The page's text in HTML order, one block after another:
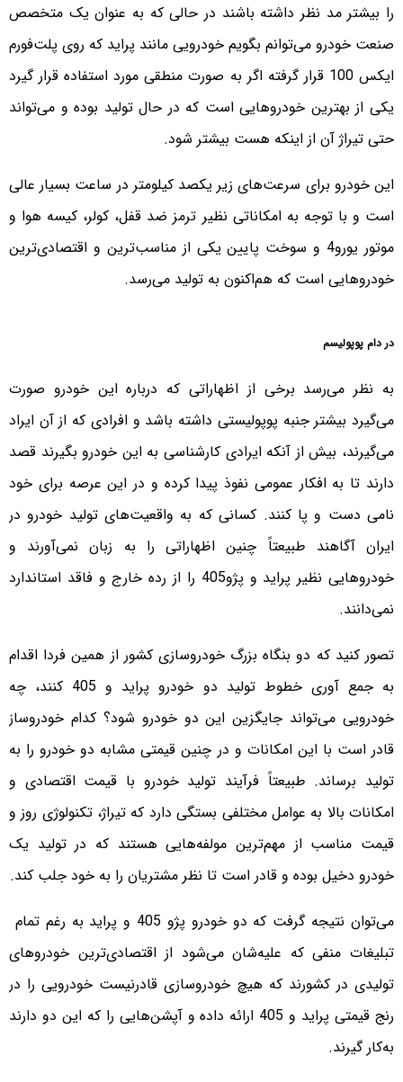
را بیشتر مد نظر داشته باشند در حالی که به عنوان یک متخصص
صنعت خودرو می‌توانم بگویم خودرویی مانند پراید که روی پلت‌فورم
ایکس 100 قرار گرفته اگر به صورت منطقی مورد استفاده قرار گیرد
یکی از بهترین خودروهایی است که در حال تولید بوده و می‌تواند
حتی تیراژ آن از اینکه هست بیشتر شود.
این خودرو برای سرعت‌های زیر یکصد کیلومتر در ساعت بسیار عالی
است و با توجه به امکاناتی نظیر ترمز ضد قفل، کولر، کیسه هوا و
موتور یورو4 و سوخت پایین یکی از مناسب‌ترین و اقتصادی‌ترین
خودروهایی است که هم‌اکنون به تولید می‌رسد.
در دام پوپولیسم
به نظر می‌رسد برخی از اظهاراتی که درباره این خودرو صورت
می‌گیرد بیشتر جنبه پوپولیستی داشته باشد و افرادی که از آن ایراد
می‌گیرند، بیش از آنکه ایرادی کارشناسی به این خودرو بگیرند قصد
دارند تا به افکار عمومی نفوذ پیدا کرده و در این عرصه برای خود
نامی دست و پا کنند. کسانی که به واقعیت‌های تولید خودرو در
ایران آگاهند طبیعتاً چنین اظهاراتی را به زبان نمی‌آورند و
خودروهایی نظیر پراید و پژو‌405 را از رده خارج و فاقد استاندارد
نمی‌دانند.
تصور کنید که دو بنگاه بزرگ خودروسازی کشور از همین فردا اقدام
به جمع آوری خطوط تولید دو خودرو پراید و 405 کنند، چه
خودرویی می‌تواند جایگزین این دو خودرو شود؟ کدام خودروساز
قادر است با این امکانات و در چنین قیمتی مشابه دو خودرو را به
تولید برساند. طبیعتاً فرآیند تولید خودرو با قیمت اقتصادی و
امکانات بالا به عوامل مختلفی بستگی دارد که تیراژ، تکنولوژی روز و
قیمت مناسب از مهم‌ترین مولفه‌هایی هستند که در تولید یک
خودرو دخیل بوده و قادر است تا نظر مشتریان را به خود جلب کند.
می‌توان نتیجه گرفت که دو خودرو پژو 405 و پراید به رغم تمام
تبلیغات منفی که علیه‌شان می‌شود از اقتصادی‌ترین خودروهای
تولیدی در کشورند که هیچ‌ خودروسازی قادرنیست خودرویی‌ را در
رنج قیمتی پراید و 405 ارائه داده و آپشن‌هایی را که این دو دارند
به‌کار گیرند.